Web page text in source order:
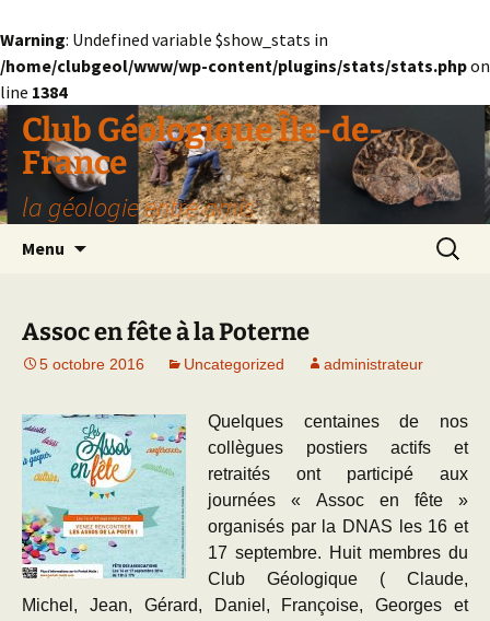
Warning: Undefined variable $show_stats in
/home/clubgeol/www/wp-content/plugins/stats/stats.phpon
line 1384
Aller
au
contenu
Club Géologique Île-de-
France
la géologie entre amis
Menu
Assoc en fête à la Poterne
5 octobre 2016 Uncategorized administrateur
Quelques centaines de nos
collègues postiers actifs et
retraités ont participé aux
journées « Assoc en fête »
organisés par la DNAS les 16 et
17 septembre. Huit membres du
Club Géologique ( Claude,
Michel, Jean, Gérard, Daniel, Françoise, Georges et